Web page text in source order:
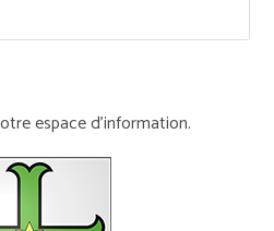
espace d'information.